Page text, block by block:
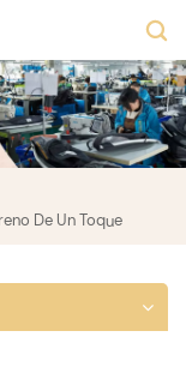
De Un Toque